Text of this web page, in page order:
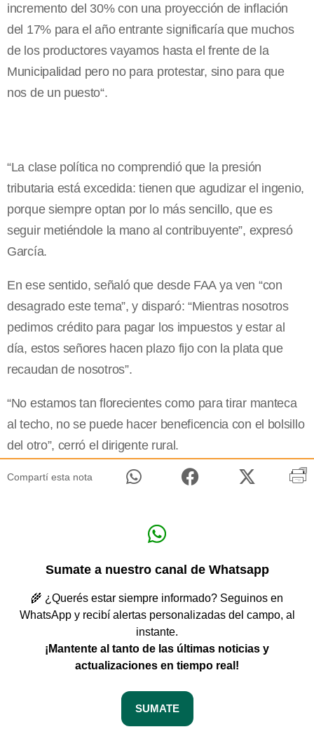
incremento del 30% con una proyección de inflación
del 17% para el año entrante significaría que muchos
de los productores vayamos hasta el frente de la
Municipalidad pero no para protestar, sino para que
nos de un puesto“.
“La clase política no comprendió que la presión
tributaria está excedida: tienen que agudizar el ingenio,
porque siempre optan por lo más sencillo, que es
seguir metiéndole la mano al contribuyente”, expresó
García.
En ese sentido, señaló que desde FAA ya ven “con
desagrado este tema”, y disparó: “Mientras nosotros
pedimos crédito para pagar los impuestos y estar al
día, estos señores hacen plazo fijo con la plata que
recaudan de nosotros”.
“No estamos tan florecientes como para tirar manteca
al techo, no se puede hacer beneficencia con el bolsillo
del otro”, cerró el dirigente rural.
Compartí esta nota
Sumate a nuestro canal de Whatsapp
🌾 ¿Querés estar siempre informado? Seguinos en
WhatsApp y recibí alertas personalizadas del campo, al
instante.
¡Mantente al tanto de las últimas noticias y
actualizaciones en tiempo real!
SUMATE